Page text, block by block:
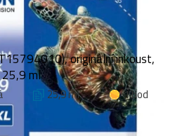
originální inkoust,
ml
25,9 ml
1 bod